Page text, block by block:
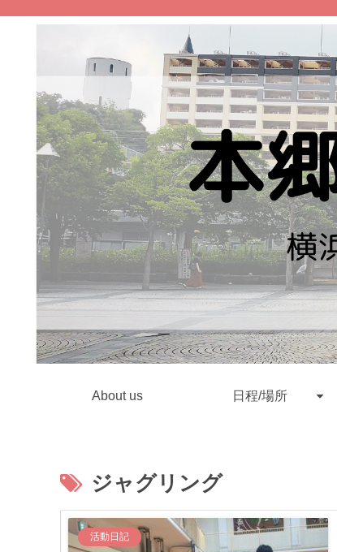
About us 日程/場所
ジャグリング
活動日記